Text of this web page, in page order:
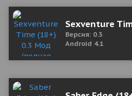
Sexventure
Версия: 0.3
Android 4.1